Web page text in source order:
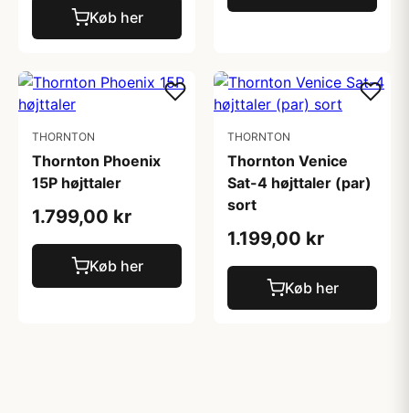
Køb her
THORNTON
Thornton Phoenix
15P højttaler
1.799,00 kr
Køb her
THORNTON
Thornton Venice
Sat-4 højttaler (par)
sort
1.199,00 kr
Køb her